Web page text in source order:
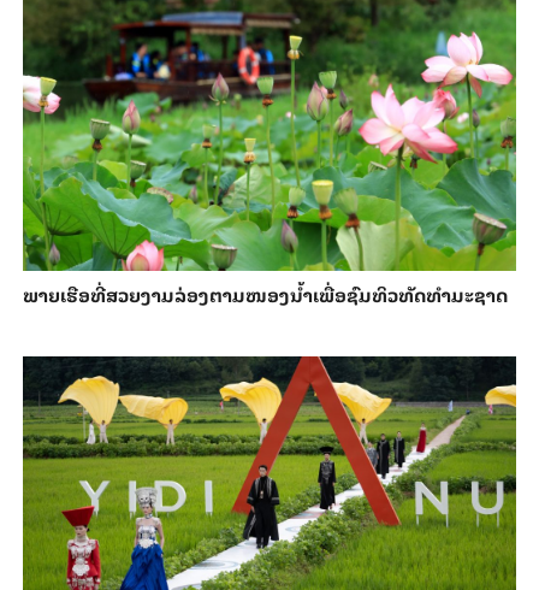
ພາຍ​ເຮືອທີ່​ສວຍ​ງາມ​ລ່ອງ​ຕາມ​​ໜອງນ້ຳ​​ເພື່ອ​ຊົມ​ທິວ​ທັດ​ທຳ​ມະ​ຊາດ